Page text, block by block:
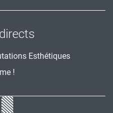
Esthétiques
!